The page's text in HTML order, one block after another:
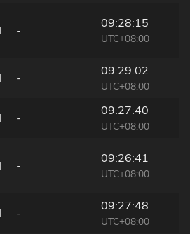
-
09:28:15
UTC+08:00
-
09:29:02
UTC+08:00
-
09:27:40
UTC+08:00
-
09:26:41
UTC+08:00
-
09:27:48
UTC+08:00